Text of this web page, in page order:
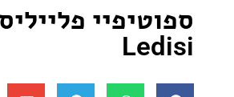
פלייליסט